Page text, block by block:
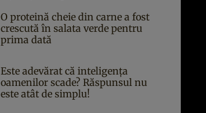
O proteină cheie din carne a fost
crescută în salata verde pentru
prima dată
Este adevărat că inteligența
oamenilor scade? Răspunsul nu
este atât de simplu!